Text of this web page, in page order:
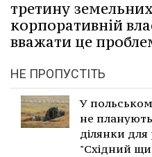
третину
корпоративній
вважати це
НЕ ПРОПУСТІТЬ
У
не
ділянки для
"Східний